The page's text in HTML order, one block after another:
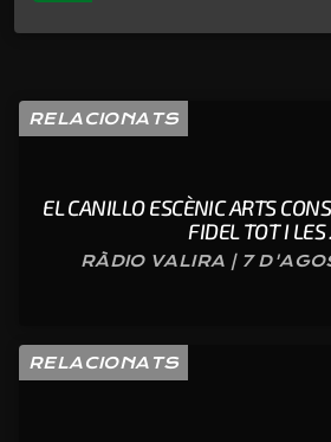
RELACIONATS
EL CANILLO ESCÈNIC ARTS
FIDEL TOT I LES
RÀDIO VALIRA | 7
RELACIONATS